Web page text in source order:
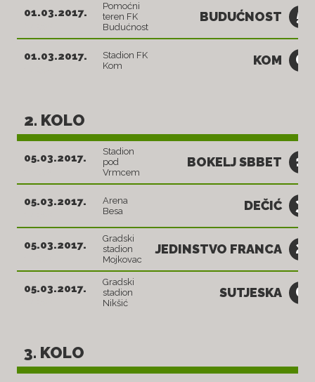
01.03.2017.
Pomoćni
teren FK
Budućnost
BUDUĆNOST 5
01.03.2017.
Stadion FK
Kom
KOM 0
2. KOLO
05.03.2017.
Stadion
pod
Vrmcem
BOKELJ SBBET 1
05.03.2017.
Arena
Besa
DEČIĆ 3
05.03.2017.
Gradski
stadion
Mojkovac
JEDINSTVO FRANCA 2
05.03.2017.
Gradski
stadion
Nikšić
SUTJESKA 0
3. KOLO